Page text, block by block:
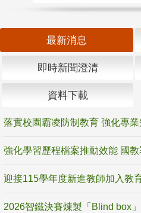
最新消息
即時新聞澄清
資料下載
落實校園霸凌防制教育 強化專
2026智鐵決賽煉製「Blind box